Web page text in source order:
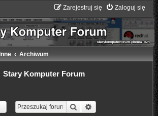
Zaloguj się
Zarejestruj się
Inne Archiwum
Stary Komputer Forum
Szukaj Wyszukiwanie